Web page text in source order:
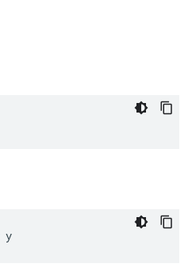
y